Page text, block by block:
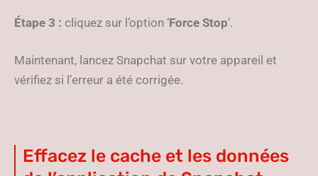
Étape 3 : cliquez sur l’option ‘Force Stop‘.
Maintenant, lancez Snapchat sur votre appareil et
vérifiez si l’erreur a été corrigée.
Effacez le cache et les données